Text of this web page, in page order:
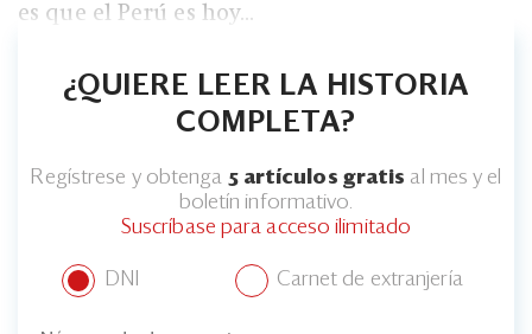
es que el Perú es hoy...
¿QUIERE LEER LA HISTORIA
COMPLETA?
Regístrese y obtenga 5 artículos gratis al mes y el
boletín informativo.
Suscríbase para acceso ilimitado
DNI Carnet de extranjería